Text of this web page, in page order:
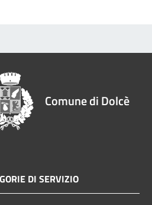
Comune di Dolcè
DI SERVIZIO